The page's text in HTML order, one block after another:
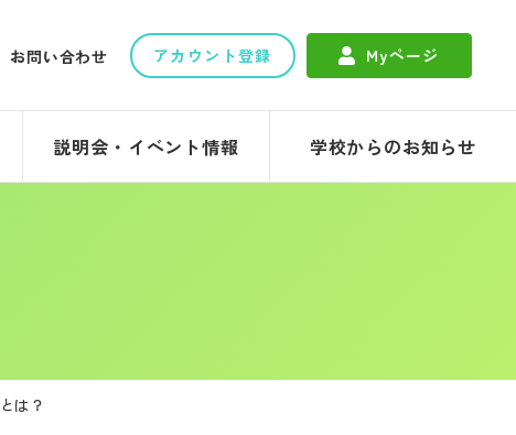
お問い合わせ アカウント登録 Myページ
説明会・イベント情報 学校からのお知らせ
は？